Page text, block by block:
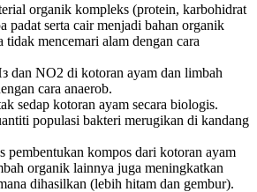
organik kompleks (protein, karbohidrat
padat serta cair menjadi bahan organik
tidak mencemari alam dengan cara
dan NO2 di kotoran ayam dan limbah
cara anaerob.
sedap kotoran ayam secara biologis.
populasi bakteri merugikan di kandang
pembentukan kompos dari kotoran ayam
organik lainnya juga meningkatkan
dihasilkan (lebih hitam dan gembur).